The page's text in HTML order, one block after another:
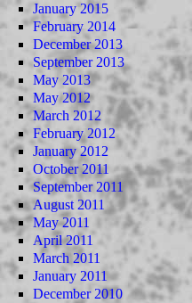
January 2015
February 2014
December 2013
September 2013
May 2013
May 2012
March 2012
February 2012
January 2012
October 2011
September 2011
August 2011
May 2011
April 2011
March 2011
January 2011
December 2010